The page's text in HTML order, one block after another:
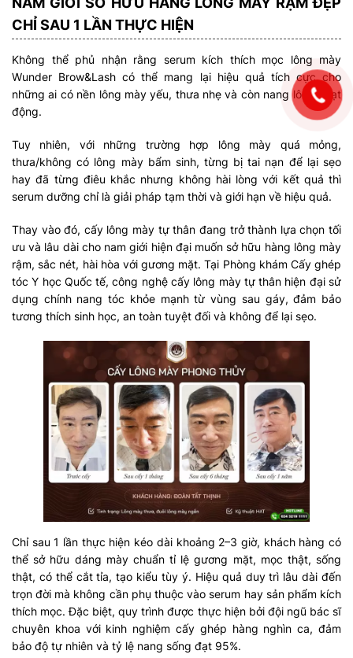
CHỈ SAU 1 LẦN THỰC HIỆN
Không thể phủ nhận rằng serum kích thích mọc lông mày
Wunder Brow&Lash có thể mang lại hiệu quả tích cực cho
những ai có nền lông mày yếu, thưa nhẹ và còn nang lông hoạt
động.
Tuy nhiên, với những trường hợp lông mày quá mỏng,
thưa/không có lông mày bẩm sinh, từng bị tai nạn để lại sẹo
hay đã từng điêu khắc nhưng không hài lòng với kết quả thì
serum dưỡng chỉ là giải pháp tạm thời và giới hạn về hiệu quả.
Thay vào đó, cấy lông mày tự thân đang trở thành lựa chọn tối
ưu và lâu dài cho nam giới hiện đại muốn sở hữu hàng lông mày
rậm, sắc nét, hài hòa với gương mặt. Tại Phòng khám Cấy ghép
tóc Y học Quốc tế, công nghệ cấy lông mày tự thân hiện đại sử
dụng chính nang tóc khỏe mạnh từ vùng sau gáy, đảm bảo
tương thích sinh học, an toàn tuyệt đối và không để lại sẹo.
Chỉ sau 1 lần thực hiện kéo dài khoảng 2–3 giờ, khách hàng có
thể sở hữu dáng mày chuẩn tỉ lệ gương mặt, mọc thật, sống
thật, có thể cắt tỉa, tạo kiểu tùy ý. Hiệu quả duy trì lâu dài đến
trọn đời mà không cần phụ thuộc vào serum hay sản phẩm kích
thích mọc. Đặc biệt, quy trình được thực hiện bởi đội ngũ bác sĩ
chuyên khoa với kinh nghiệm cấy ghép hàng nghìn ca, đảm
bảo độ tự nhiên và tỷ lệ nang sống đạt 95%.